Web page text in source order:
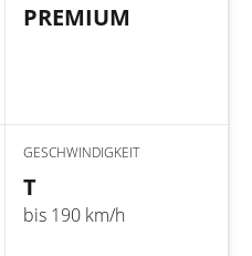
PREMIUM
GESCHWINDIGKEIT
T
bis 190 km/h